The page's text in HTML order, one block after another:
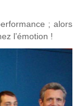
; alors
l’émotion !